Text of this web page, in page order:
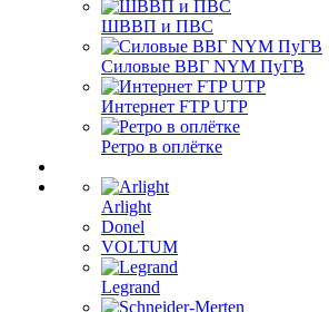
ШВВП и ПВС
Силовые ВВГ NYM ПуГВ
Интернет FTP UTP
Ретро в оплётке
Arlight
Donel
VOLTUM
Legrand